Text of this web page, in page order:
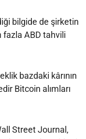
bilgide de şirketin
fazla ABD tahvili
bazdaki kârının
Bitcoin alımları
Street Journal,